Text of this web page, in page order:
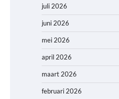
juli 2026
juni 2026
mei 2026
april 2026
maart 2026
februari 2026